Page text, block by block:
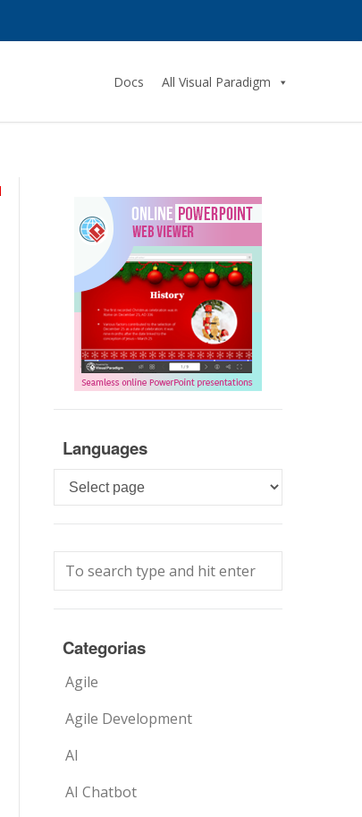
Docs All Visual Paradigm
Languages
Languages
Categorias
Agile
Agile Development
AI
AI Chatbot